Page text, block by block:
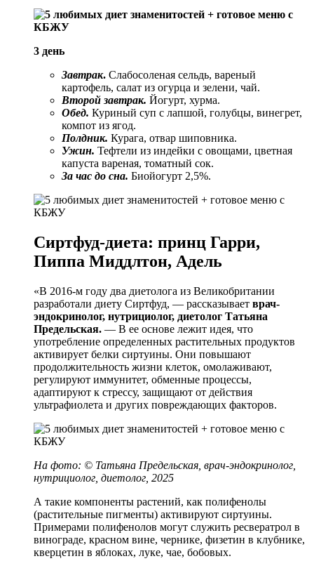
3 день
Завтрак. Слабосоленая сельдь, вареный
картофель, салат из огурца и зелени, чай.
Второй завтрак. Йогурт, хурма.
Обед. Куриный суп с лапшой, голубцы, винегрет,
компот из ягод.
Полдник. Курага, отвар шиповника.
Ужин. Тефтели из индейки с овощами, цветная
капуста вареная, томатный сок.
За час до сна. Биойогурт 2,5%.
Сиртфуд-диета: принц Гарри,
Пиппа Миддлтон, Адель
«В 2016-м году два диетолога из Великобритании
разработали диету Сиртфуд, — рассказывает врач-
эндокринолог, нутрициолог, диетолог Татьяна
Предельская. — В ее основе лежит идея, что
употребление определенных растительных продуктов
активирует белки сиртуины. Они повышают
продолжительность жизни клеток, омолаживают,
регулируют иммунитет, обменные процессы,
адаптируют к стрессу, защищают от действия
ультрафиолета и других повреждающих факторов.
На фото: © Татьяна Предельская, врач-эндокринолог,
нутрициолог, диетолог, 2025
А такие компоненты растений, как полифенолы
(растительные пигменты) активируют сиртуины.
Примерами полифенолов могут служить ресвератрол в
винограде, красном вине, чернике, физетин в клубнике,
кверцетин в яблоках, луке, чае, бобовых.